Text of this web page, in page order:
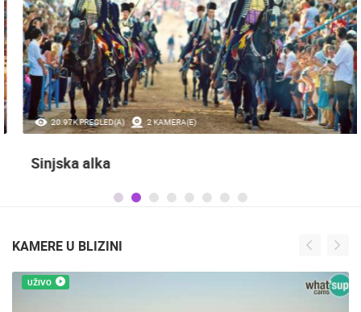
20.97K PREGLED(A) 2 KAMERA(E)
Sinjska alka
KAMERE U BLIZINI
UŽIVO